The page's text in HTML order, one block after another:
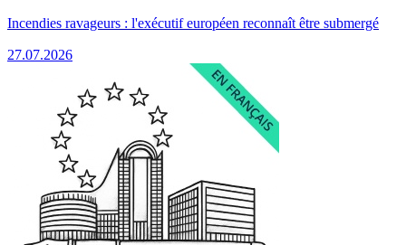
Incendies ravageurs : l'exécutif européen reconnaît être submergé
27.07.2026